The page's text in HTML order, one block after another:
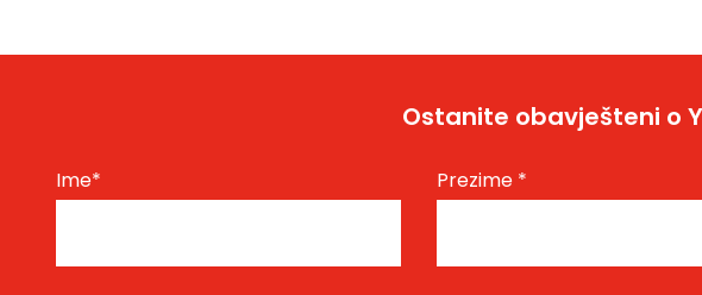
Ostanite obavješteni o
Ime* Prezime *